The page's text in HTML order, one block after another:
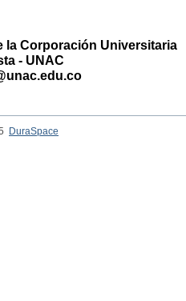
la Corporación Universitaria
- UNAC
DuraSpace